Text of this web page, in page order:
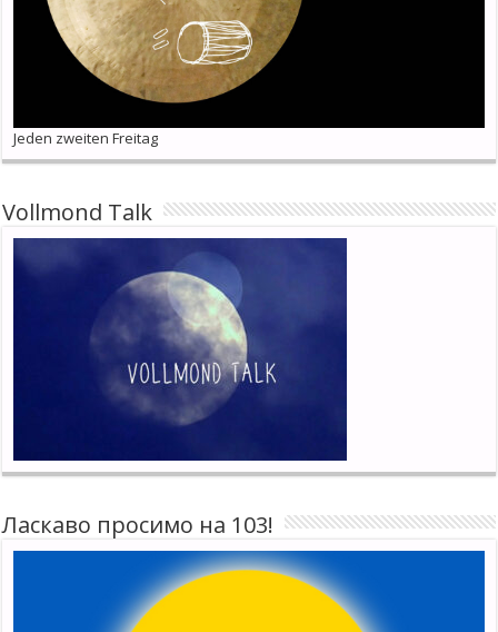
Jeden zweiten Freitag
Vollmond Talk
Ласкаво просимо на 103!